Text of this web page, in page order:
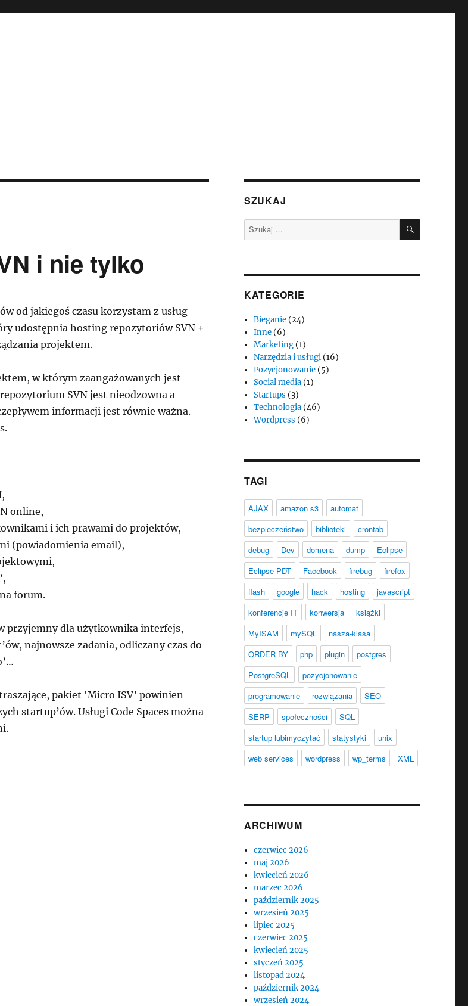
i nie tylko
od jakiegoś czasu korzystam z usług
udostępnia hosting repozytoriów SVN +
projektem.
w którym zaangażowanych jest
SVN jest nieodzowna a
informacji jest równie ważna.
online,
i ich prawami do projektów,
(powiadomienia email),
forum.
przyjemny dla użytkownika interfejs,
najnowsze zadania, odliczany czas do
pakiet 'Micro ISV’ powinien
startup’ów. Usługi Code Spaces można
SZUKAJ
Szukaj: SZUKAJ
KATEGORIE
Bieganie (24)
Inne (6)
Marketing (1)
Narzędzia i usługi (16)
Pozycjonowanie (5)
Social media (1)
Startups (3)
Technologia (46)
Wordpress (6)
TAGI
AJAX amazon s3
automat
bezpieczeństwo
biblioteki
crontab
debug
Dev domena dump
Eclipse
Eclipse PDT
Facebook firebug
firefox
flash
google hack hosting
javascript
konferencje IT
konwersja
książki
MyISAM
mySQL
nasza-klasa
ORDER BY
php plugin
postgres
PostgreSQL
pozycjonowanie
programowanie
rozwiązania
SEO
SERP
społeczności
SQL
startup lubimyczytać
statystyki
unix
web services
wordpress wp_terms XML
ARCHIWUM
czerwiec 2026
maj 2026
kwiecień 2026
marzec 2026
październik 2025
wrzesień 2025
lipiec 2025
czerwiec 2025
kwiecień 2025
styczeń 2025
listopad 2024
październik 2024
wrzesień 2024